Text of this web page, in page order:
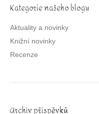
Kategorie našeho blogu
Aktuality a novinky
Knižní novinky
Recenze
Archív příspěvků